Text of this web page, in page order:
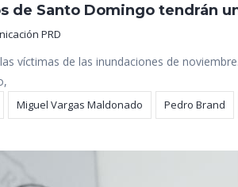
de Santo Domingo tendrán
PRD
víctimas de las inundaciones de
Miguel Vargas Maldonado Pedro Brand